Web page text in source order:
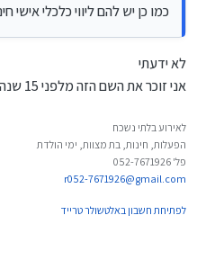
כמו כן יש להם ליווי כלכלי אישי
לא ידעתי
אני זוכר את השם הזה מלפני 15 שנה וגם מה שכתבתי זה מאותה ידיעה
לאירוע בלתי נשכח
הפעלות, חינות, בת מצוות, ימי הולדת
פל' 052-7671926
r052-7671926@gmail.com
לפתיחת חשבון באלטשולר טרייד